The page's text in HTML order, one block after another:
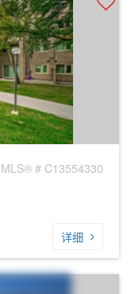
MLS® # C13554330
详细